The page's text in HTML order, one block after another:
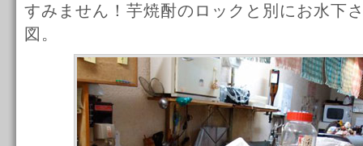
すみません！芋焼酎のロックと別にお水下
図。